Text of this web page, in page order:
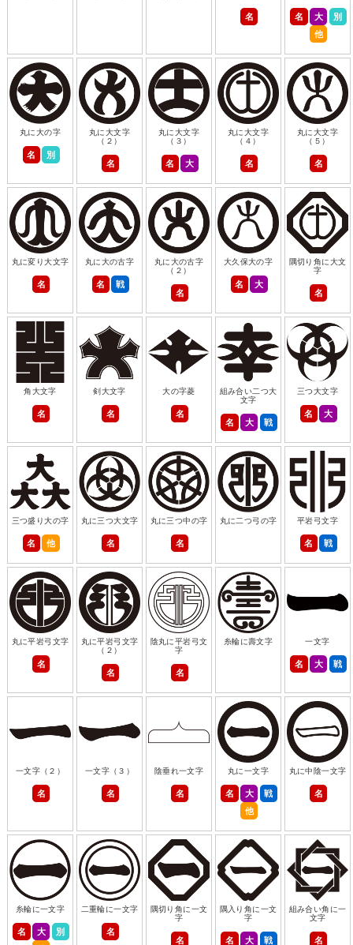
名 名 大
別
他
丸に大の字
名 別
丸に大文字
（２）
名
丸に大文字
（３）
名 大
丸に大文字
（４）
名
丸に大文字
（５）
名
丸に変り大文字
名
丸に大の古字
名 戦
丸に大の古字
（２）
名
大久保大の字
名 大
隅切り角に大文
字
名
角大文字
名
剣大文字
名
大の字菱
名
組み合い二つ大
文字
名 大 戦
三つ大文字
名 大
三つ盛り大の字
名 他
丸に三つ大文字
名
丸に三つ中の字
名
丸に二つ弓の字 平岩弓文字
名 戦
丸に平岩弓文字
名
丸に平岩弓文字
（２）
名
陰丸に平岩弓文
字
名
糸輪に壽文字 一文字
名 大 戦
一文字（２）
名
一文字（３）
名
陰垂れ一文字
名
丸に一文字
名 大
戦
他
丸に中陰一文字
名
糸輪に一文字
名 大
別
二重輪に一文字
名
隅切り角に一文
字
名
隅入り角に一文
字
名 大 戦
組み合い角に一
文字
名